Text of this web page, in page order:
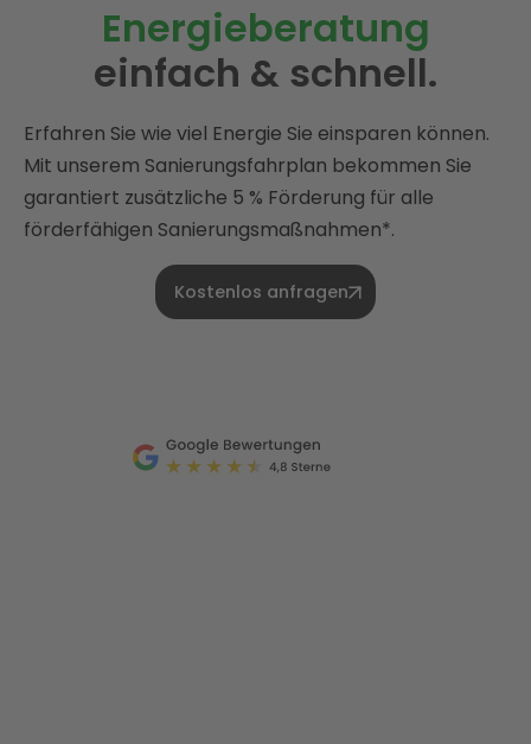
Energieberatung
einfach & schnell.
Erfahren Sie wie viel Energie Sie einsparen können.
Mit unserem Sanierungsfahrplan bekommen Sie
garantiert zusätzliche 5 % Förderung für alle
förderfähigen Sanierungsmaßnahmen*.
Kostenlos anfragen